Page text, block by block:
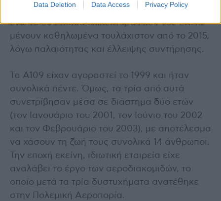
Data Deletion Data Access Privacy Policy
Puma και Chinook (της αεροπορίας Στρατού),
ενώ τα δύο παλιά ελικόπτερα Α109 του ΕΚΑΒ
μένουν καθηλωμένα τουλάχιστον από το 2015,
λόγω παλαιότητας και έλλειψης συντήρησης.
Τα A109 είχαν αγοραστεί το 1999 και ήταν
συνολικά πέντε. Όμως, τα τρία από αυτά
συνετρίβησαν μέσα σε διάστημα δύο ετών
(τον Ιανουάριο του 2001, τον Ιούνιο του 2002
και τον Φεβρουάριο του 2003), με αποτέλεσμα
να χάσουν τη ζωή τους συνολικά 14 άνθρωποι.
Την εποχή εκείνη, ιδιωτική εταιρεία είχε
αναλάβει το έργο των αεροδιακομιδών, το
οποίο μετά τα τρία δυστυχήματα ανατέθηκε
στην Πολεμική Αεροπορία.